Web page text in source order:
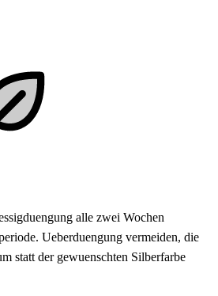
alle zwei Wochen
Ueberduengung vermeiden, die
statt der gewuenschten Silberfarbe